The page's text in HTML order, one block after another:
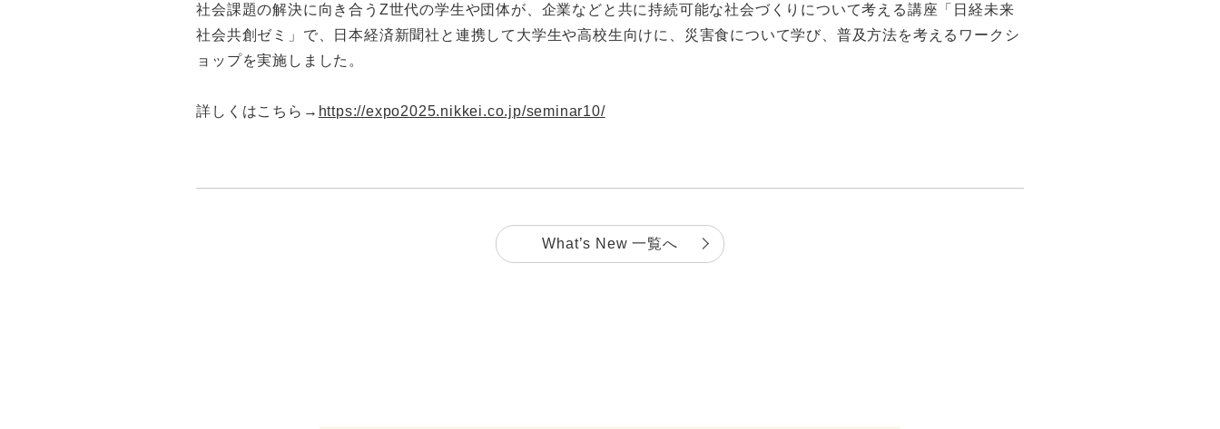
社会課題の解決に向き合うZ世代の学生や団体が、企業などと共に持続可能な社会づくりについて考える講座「日経未来
社会共創ゼミ」で、日本経済新聞社と連携して大学生や高校生向けに、災害食について学び、普及方法を考えるワークシ
ョップを実施しました。
詳しくはこちら→ https://expo2025.nikkei.co.jp/seminar10/
What’s New 一覧へ